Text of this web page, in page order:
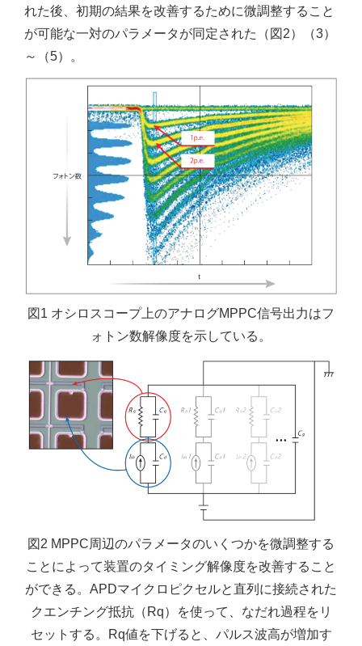
れた後、初期の結果を改善するために微調整すること
が可能な一対のパラメータが同定された（図2）（3）
～（5）。
図1 オシロスコープ上のアナログMPPC信号出力はフ
ォトン数解像度を示している。
図2 MPPC周辺のパラメータのいくつかを微調整する
ことによって装置のタイミング解像度を改善すること
ができる。APDマイクロピクセルと直列に接続された
クエンチング抵抗（Rq）を使って、なだれ過程をリ
セットする。Rq値を下げると、パルス波高が増加す